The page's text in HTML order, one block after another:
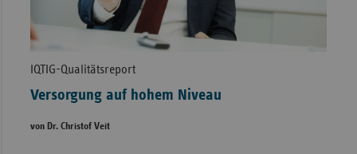
IQTIG-Qualitätsreport
Versorgung auf hohem Niveau
von Dr. Christof Veit